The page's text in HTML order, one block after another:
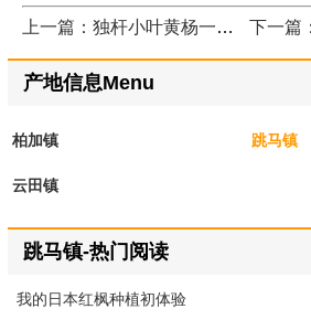
上一篇：独杆小叶黄杨一般什么价格？
产地信息Menu
柏加镇 跳马镇
云田镇
跳马镇-热门阅读
我的日本红枫种植初体验